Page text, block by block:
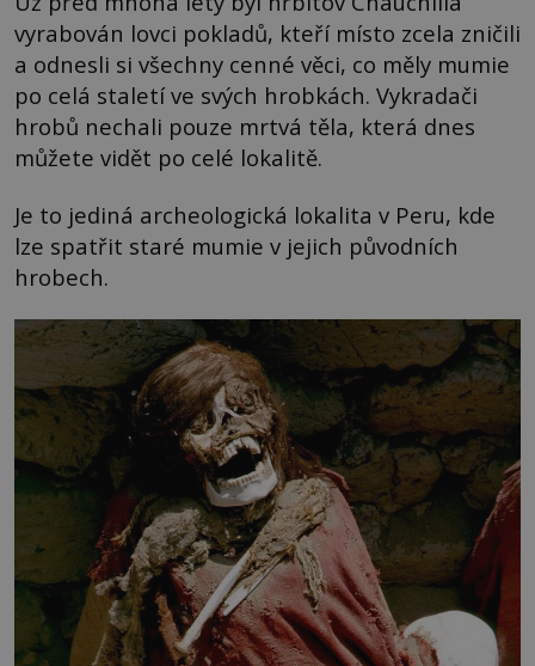
vyrabován lovci pokladů, kteří místo zcela zničili
a odnesli si všechny cenné věci, co měly mumie
po celá staletí ve svých hrobkách. Vykradači
hrobů nechali pouze mrtvá těla, která dnes
můžete vidět po celé lokalitě.
Je to jediná archeologická lokalita v Peru, kde
lze spatřit staré mumie v jejich původních
hrobech.